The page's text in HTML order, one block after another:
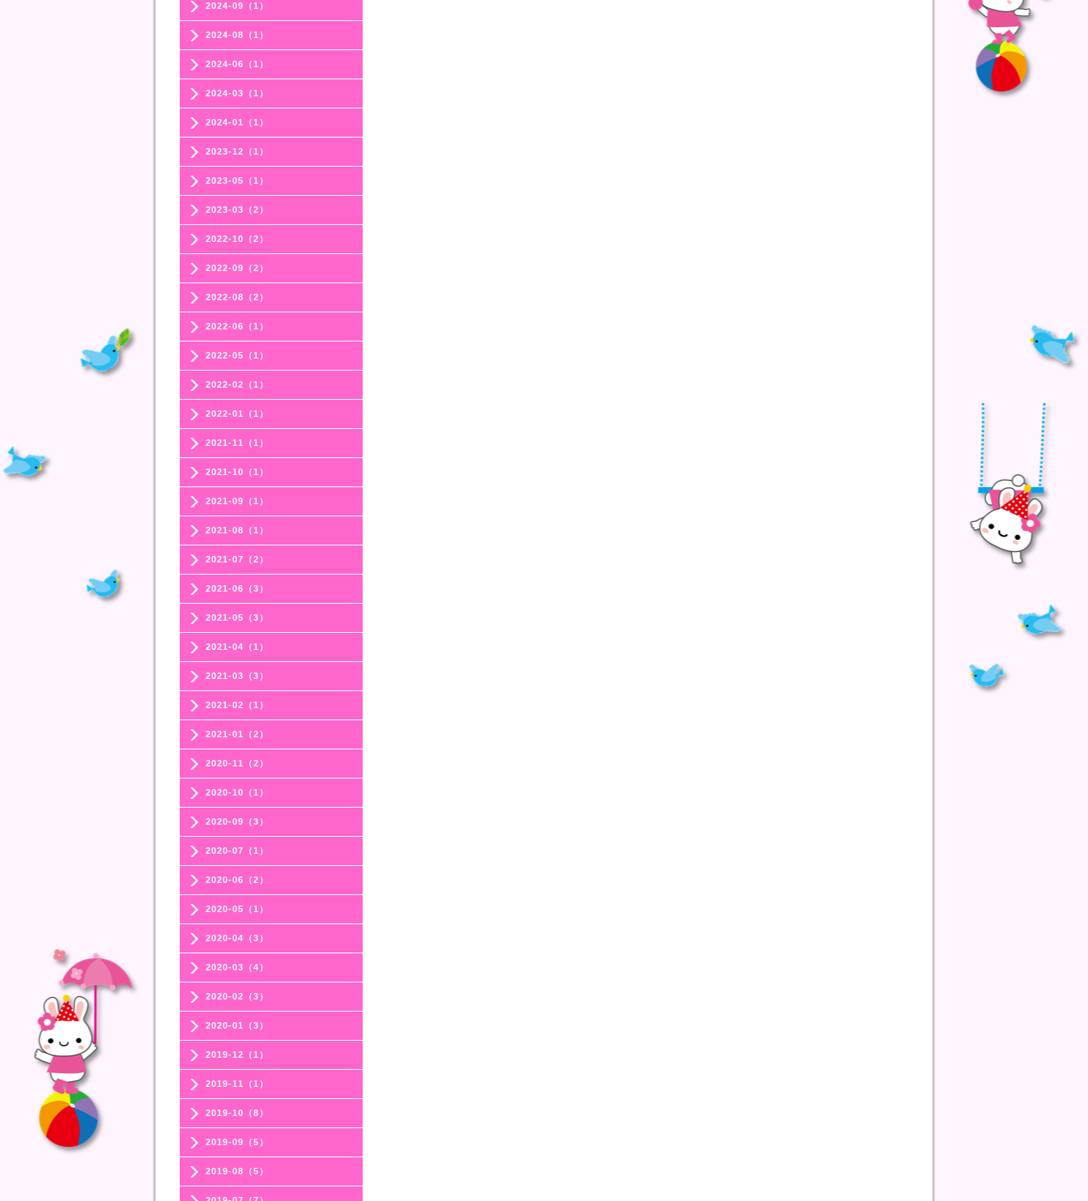
2024-09（1）
2024-08（1）
2024-06（1）
2024-03（1）
2024-01（1）
2023-12（1）
2023-05（1）
2023-03（2）
2022-10（2）
2022-09（2）
2022-08（2）
2022-06（1）
2022-05（1）
2022-02（1）
2022-01（1）
2021-11（1）
2021-10（1）
2021-09（1）
2021-08（1）
2021-07（2）
2021-06（3）
2021-05（3）
2021-04（1）
2021-03（3）
2021-02（1）
2021-01（2）
2020-11（2）
2020-10（1）
2020-09（3）
2020-07（1）
2020-06（2）
2020-05（1）
2020-04（3）
2020-03（4）
2020-02（3）
2020-01（3）
2019-12（1）
2019-11（1）
2019-10（8）
2019-09（5）
2019-08（5）